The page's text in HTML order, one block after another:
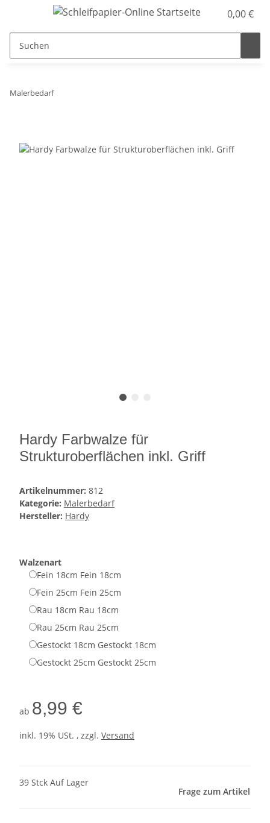
0,00 €
Malerbedarf
Hardy Farbwalze für
Strukturoberflächen inkl. Griff
Artikelnummer: 812
Kategorie: Malerbedarf
Hersteller: Hardy
Walzenart
Fein 18cm Fein 18cm
Fein 25cm Fein 25cm
Rau 18cm Rau 18cm
Rau 25cm Rau 25cm
Gestockt 18cm Gestockt 18cm
Gestockt 25cm Gestockt 25cm
ab 8,99 €
inkl. 19% USt. , zzgl. Versand
39 Stck Auf Lager
Frage zum Artikel